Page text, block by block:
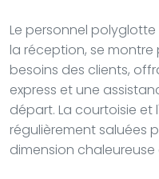
Le personnel
la réception, se
besoins des clients,
express et une
départ. La courtoisie
régulièrement saluées
dimension